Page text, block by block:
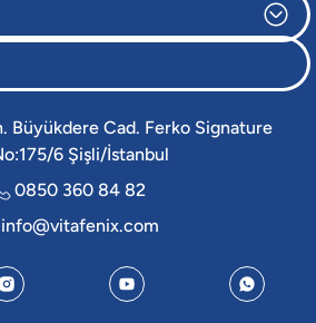
Büyükdere Cad. Ferko Signature
6 Şişli/İstanbul
0850 360 84 82
info@vitafenix.com